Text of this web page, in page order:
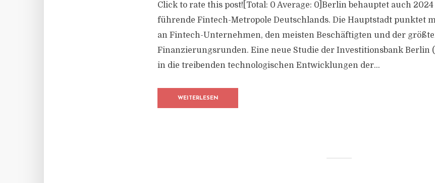
Click to rate this post![Total: 0 Average: 0]Berlin behauptet auch
führende Fintech-Metropole Deutschlands. Die Hauptstadt punktet
an Fintech-Unternehmen, den meisten Beschäftigten und der
Finanzierungsrunden. Eine neue Studie der Investitionsbank Berlin
in die treibenden technologischen Entwicklungen der...
WEITERLESEN